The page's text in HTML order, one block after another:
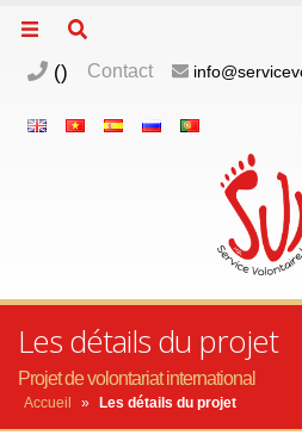
() Contact
Les détails du projet
Projet de volontariat international
Accueil » Les détails du projet